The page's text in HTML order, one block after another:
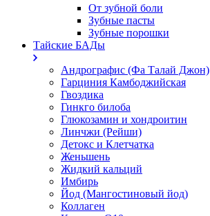
От зубной боли
Зубные пасты
Зубные порошки
Тайские БАДы
Андрографис (Фа Талай Джон)
Гарциния Камбоджийская
Гвоздика
Гинкго билоба
Глюкозамин и хондроитин
Линчжи (Рейши)
Детокс и Клетчатка
Женьшень
Жидкий кальций
Имбирь
Йод (Мангостиновый йод)
Коллаген